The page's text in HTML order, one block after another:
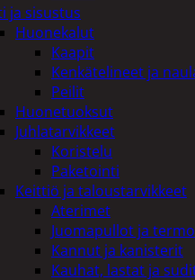
ja sisustus
Huonekalut
Kaapit
Kenkätelineet ja
Peilit
Huonetuoksut
Juhlatarvikkeet
Koristelu
Paketointi
Keittiö ja taloustarvikkeet
Aterimet
Juomapullot ja
Kannut ja kanisterit
Kauhat, lastat ja